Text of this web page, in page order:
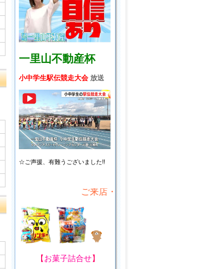
一里山不動産杯
小中学生駅伝競走大会 放送
☆ご声援、 有難うございました!!
ご来店・ご来場プレゼント!
【 お菓子詰合せ】